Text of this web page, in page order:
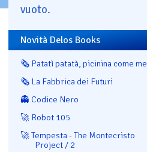
vuoto.
Novità Delos Books
🗞️ Patatì patatà, picinina come me
🗞️ La Fabbrica dei Futuri
👻 Codice Nero
🚀 Robot 105
🚀 Tempesta - The Montecristo
Project / 2